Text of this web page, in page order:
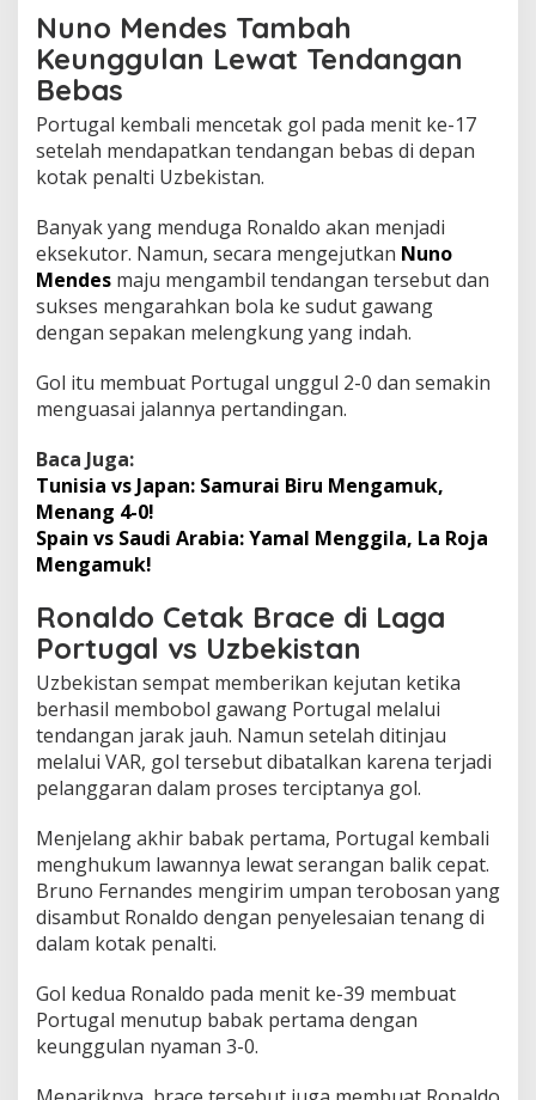
Nuno Mendes Tambah
Keunggulan Lewat Tendangan
Bebas
Portugal kembali mencetak gol pada menit ke-17
setelah mendapatkan tendangan bebas di depan
kotak penalti Uzbekistan.
Banyak yang menduga Ronaldo akan menjadi
eksekutor. Namun, secara mengejutkan Nuno
Mendes maju mengambil tendangan tersebut dan
sukses mengarahkan bola ke sudut gawang
dengan sepakan melengkung yang indah.
Gol itu membuat Portugal unggul 2-0 dan semakin
menguasai jalannya pertandingan.
Baca Juga:
Tunisia vs Japan: Samurai Biru Mengamuk,
Menang 4-0!
Spain vs Saudi Arabia: Yamal Menggila, La Roja
Mengamuk!
Ronaldo Cetak Brace di Laga
Portugal vs Uzbekistan
Uzbekistan sempat memberikan kejutan ketika
berhasil membobol gawang Portugal melalui
tendangan jarak jauh. Namun setelah ditinjau
melalui VAR, gol tersebut dibatalkan karena terjadi
pelanggaran dalam proses terciptanya gol.
Menjelang akhir babak pertama, Portugal kembali
menghukum lawannya lewat serangan balik cepat.
Bruno Fernandes mengirim umpan terobosan yang
disambut Ronaldo dengan penyelesaian tenang di
dalam kotak penalti.
Gol kedua Ronaldo pada menit ke-39 membuat
Portugal menutup babak pertama dengan
keunggulan nyaman 3-0.